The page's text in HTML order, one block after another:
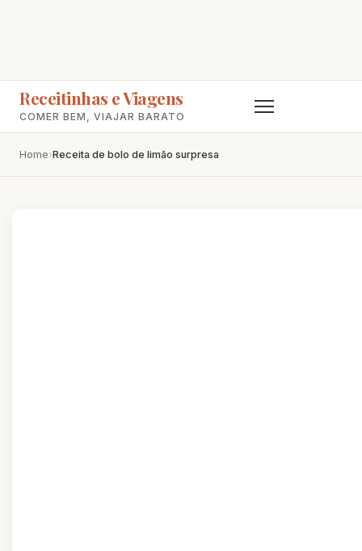
Receitinhas e Viagens
COMER BEM, VIAJAR BARATO
Home›Receita de bolo de limão surpresa